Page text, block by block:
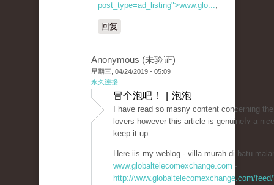
post_type=ad_listing">www.glo...,
回复
Anonymous (未验证)
星期三, 04/24/2019 - 05:09
永久连接
冒个泡吧！ | 泡泡
I have read so masny contеnt concerning
lovers however this article is genuineⅼʏ a
keep it up.
Here iis my weblog - villa murah di batu
www.globaltelecomexchange.com -
http://www.globaltelecomexchange.com/